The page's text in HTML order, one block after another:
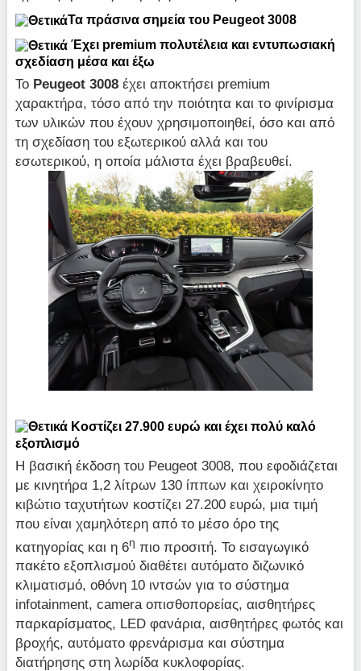
Τα πράσινα σημεία του Peugeot 3008
Έχει premium πολυτέλεια και εντυπωσιακή
σχεδίαση μέσα και έξω
Το Peugeot 3008 έχει αποκτήσει premium
χαρακτήρα, τόσο από την ποιότητα και το φινίρισμα
των υλικών που έχουν χρησιμοποιηθεί, όσο και από
τη σχεδίαση του εξωτερικού αλλά και του
εσωτερικού, η οποία μάλιστα έχει βραβευθεί.
Κοστίζει 27.900 ευρώ και έχει πολύ καλό
εξοπλισμό
Η βασική έκδοση του Peugeot 3008, που εφοδιάζεται
με κινητήρα 1,2 λίτρων 130 ίππων και χειροκίνητο
κιβώτιο ταχυτήτων κοστίζει 27.200 ευρώ, μια τιμή
που είναι χαμηλότερη από το μέσο όρο της
κατηγορίας και η 6η πιο προσιτή. Το εισαγωγικό
πακέτο εξοπλισμού διαθέτει αυτόματο διζωνικό
κλιματισμό, οθόνη 10 ιντσών για το σύστημα
infotainment, camera οπισθοπορείας, αισθητήρες
παρκαρίσματος, LED φανάρια, αισθητήρες φωτός και
βροχής, αυτόματο φρενάρισμα και σύστημα
διατήρησης στη λωρίδα κυκλοφορίας.